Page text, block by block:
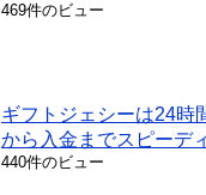
469件のビュー
ギフトジェシーは24時
から入金までスピーデ
440件のビュー